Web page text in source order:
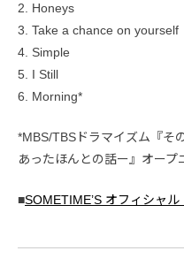
2. Honeys
3. Take a chance on yourself
4. Simple
5. I Still
6. Morning*
*MBS/TBSドラマイズム『そ
あったほんとの話ー』オープ
■SOMETIME’S オフィシャル